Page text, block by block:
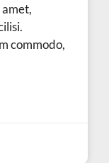
commodo,